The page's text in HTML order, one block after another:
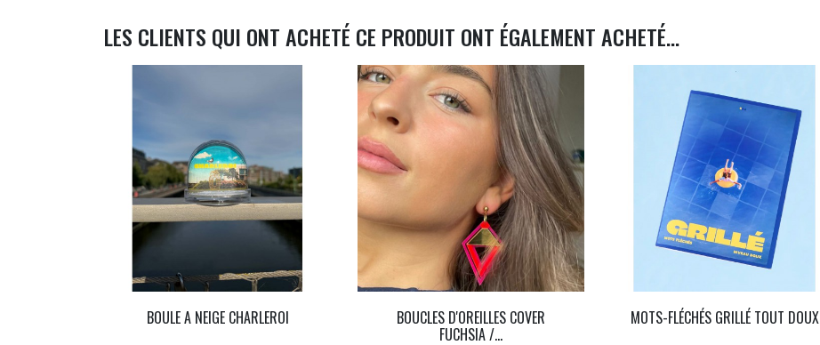
LES CLIENTS QUI ONT ACHETÉ CE PRODUIT ONT ÉGALEMENT ACHETÉ...
BOULE A NEIGE CHARLEROI BOUCLES D'OREILLES COVER
FUCHSIA /...
MOTS-FLÉCHÉS GRILLÉ TOUT DOUX